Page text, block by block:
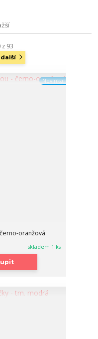
93
další
Novinka
oranžová
skladem 1 ks